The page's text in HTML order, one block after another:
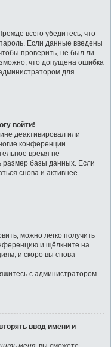
всего убедитесь, что
Если данные введены
проверить, не был ли
что допущена ошибка
для
войти!
деактивировал или
конференции
время не
базы данных. Если
снова и активнее
можно легко получить
и щёлкните на
и скоро вы снова
с администратором
ввод имени и